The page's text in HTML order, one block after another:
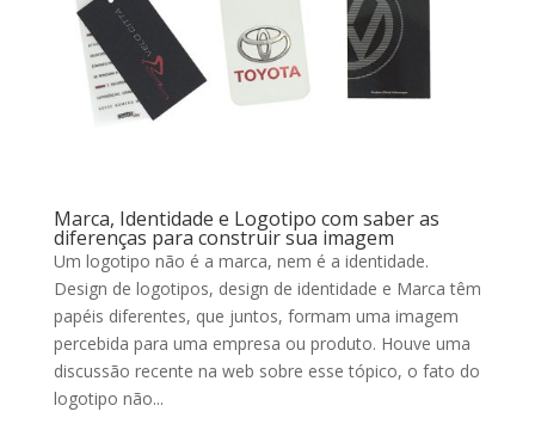
Marca, Identidade e Logotipo com saber as
diferenças para construir sua imagem
Um logotipo não é a marca, nem é a identidade.
Design de logotipos, design de identidade e Marca têm
papéis diferentes, que juntos, formam uma imagem
percebida para uma empresa ou produto. Houve uma
discussão recente na web sobre esse tópico, o fato do
logotipo não...